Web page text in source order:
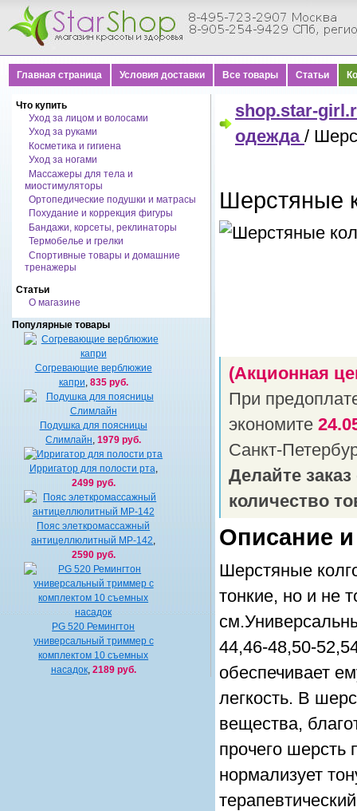
Главная страница Условия доставки Все товары Статьи
Что купить
Уход за лицом и волосами
Уход за руками
Косметика и гигиена
Уход за ногами
Массажеры для тела и
миостимуляторы
Ортопедические подушки и матрасы
Похудание и коррекция фигуры
Бандажи, корсеты, реклинаторы
Термобелье и грелки
Спортивные товары и домашние
тренажеры
Статьи
О магазине
Популярные товары
Согревающие верблюжие
капри 835 руб.
Подушка для поясницы
Слимлайн ,1979 руб.
Ирригатор для полости рта
2499 руб.
Пояс элеткромассажный
антицеллюлитный MP-142
2590 руб.
PG 520 Ремингтон
универсальный триммер c
комплектом 10 съемных
насадок, 2189 руб.
shop.star-
одежда /
Шерстяные
(Акционная
При
экономите
Санкт-
Делайте
количество
Описание
Шерстяные
тонкие, но и не
44,46-48,50-
обеспечивает
легкость. В
вещества,
прочего шерсть
нормализует